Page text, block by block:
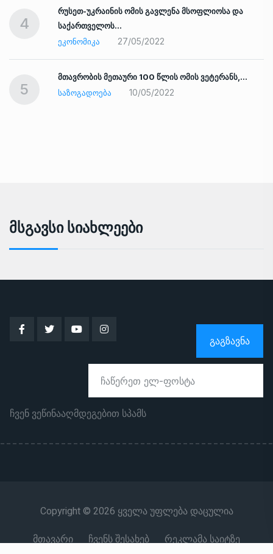
4
რუსეთ-უკრაინის ომის გავლენა მსოფლიოსა და
საქართველოს…
ᲔᲙᲝᲜᲝᲛᲘᲙᲐ
27/05/2022
5
მთავრობის მეთაური 100 წლის ომის ვეტერანს,…
ᲡᲐᲖᲝᲒᲐᲓᲝᲔᲑᲐ
10/05/2022
Მსგავსი Სიახლეები
ᲒᲐᲒᲖᲐᲕᲜᲐ
ჩვენ ვეწინააღმდეგებით სპამს
Copyright © 2026 ყველა უფლება დაცულია
მთავარი
ჩვენს შესახებ
რეკლამა საიტზე